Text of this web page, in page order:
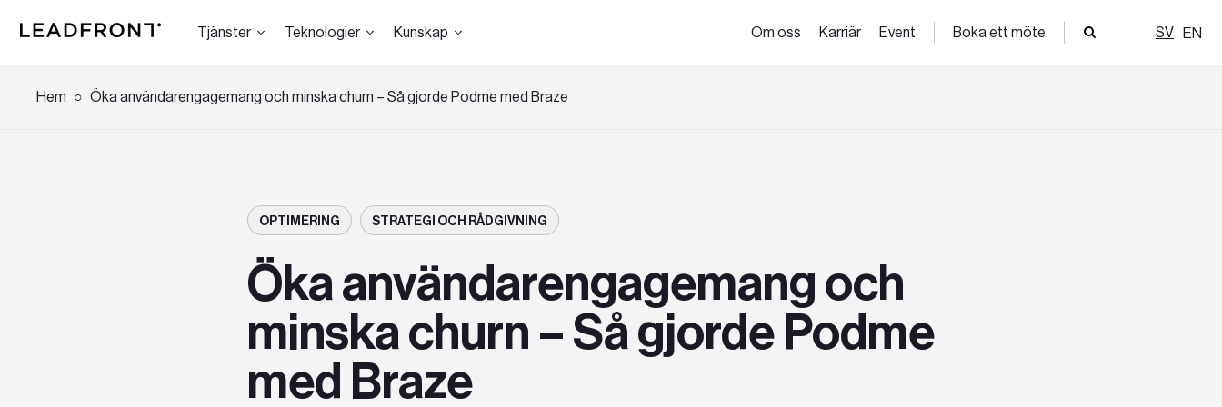
Tjänster Teknologier Kunskap Om oss Karriär Event Boka ett möte SV EN
Hem Öka användarengagemang och minska churn – Så gjorde Podme med Braze
OPTIMERING STRATEGI OCH RÅDGIVNING
Öka användarengagemang och
minska churn – Så gjorde Podme
med Braze